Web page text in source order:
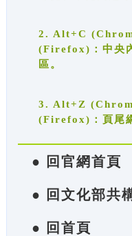
2. Alt+C
(Firefox)：中央
區。
3. Alt+Z
(Firefox)：頁尾
● 回官網首頁
● 回文化部共
● 回首頁